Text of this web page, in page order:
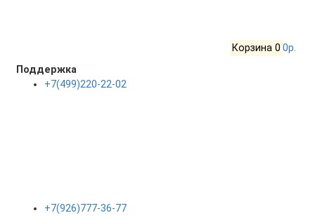
Корзина 0 0р.
Поддержка
+7(499)220-22-02
+7(926)777-36-77